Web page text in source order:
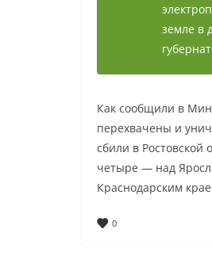
земле в
Как сообщили в
перехвачены и
сбили в
четыре — над
Краснодарским
0